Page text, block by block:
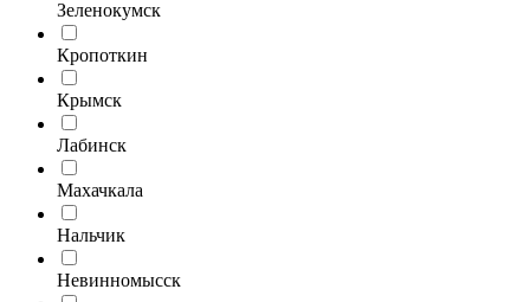
Зеленокумск
Кропоткин
Крымск
Лабинск
Махачкала
Нальчик
Невинномысск